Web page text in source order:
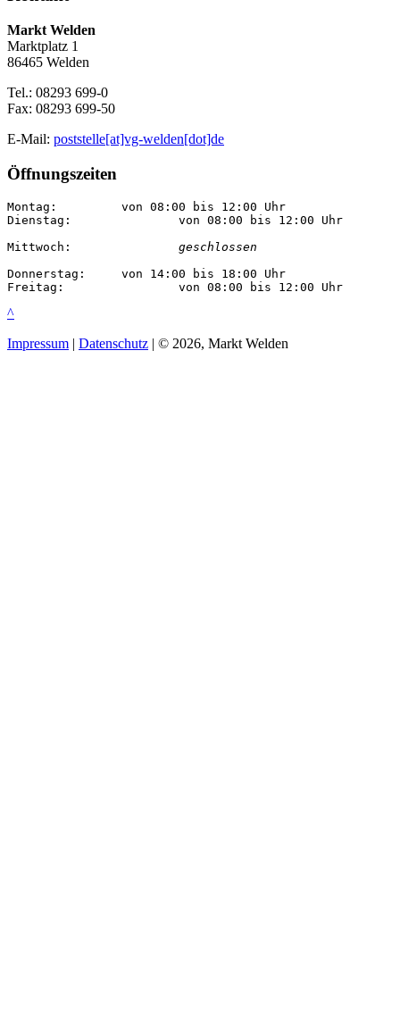
Markt Welden
Marktplatz 1
86465 Welden
Tel.: 08293 699-0
Fax: 08293 699-50
E-Mail: poststelle[at]vg-welden[dot]de
Öffnungszeiten
Montag:		von 08:00 bis 12:00 Uhr
Dienstag:		von 08:00 bis 12:00 Uhr
geschlossen
Donnerstag:	von 14:00 bis 18:00 Uhr
Freitag:		von 08:00 bis 12:00 Uhr
^
Impressum | Datenschutz | © 2026, Markt Welden